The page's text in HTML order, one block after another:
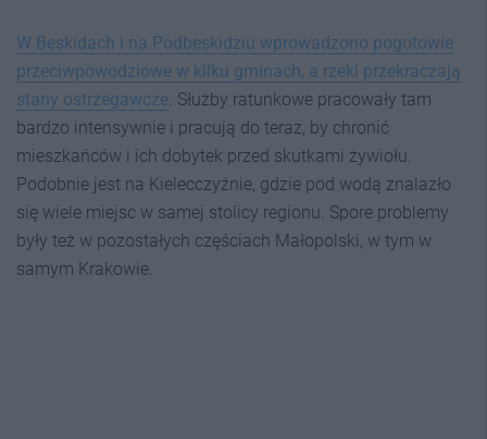
W Beskidach i na Podbeskidziu wprowadzono pogotowie
przeciwpowodziowe w kilku gminach, a rzeki przekraczają
stany ostrzegawcze. Służby ratunkowe pracowały tam
bardzo intensywnie i pracują do teraz, by chronić
mieszkańców i ich dobytek przed skutkami żywiołu.
Podobnie jest na Kielecczyźnie, gdzie pod wodą znalazło
się wiele miejsc w samej stolicy regionu. Spore problemy
były też w pozostałych częściach Małopolski, w tym w
samym Krakowie.